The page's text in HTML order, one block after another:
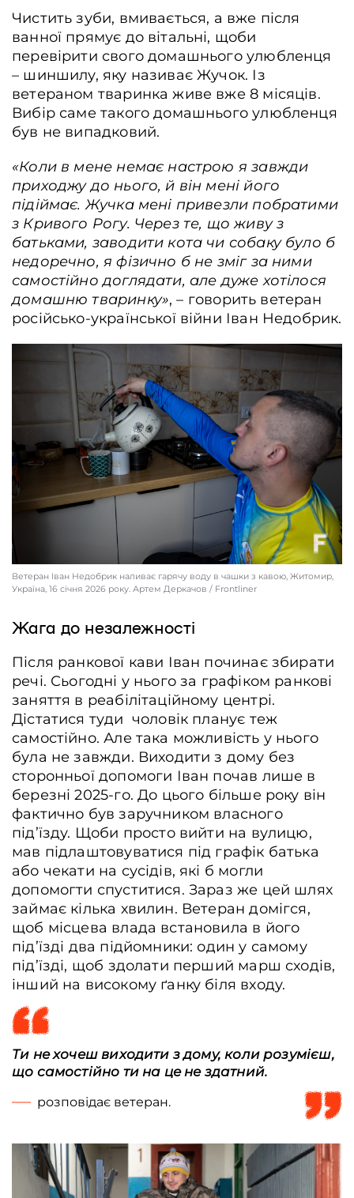
Чистить зуби, вмивається, а вже після
ванної прямує до вітальні, щоби
перевірити свого домашнього улюбленця
– шиншилу, яку називає Жучок. Із
ветераном тваринка живе вже 8 місяців.
Вибір саме такого домашнього улюбленця
був не випадковий.
«Коли в мене немає настрою я завжди
приходжу до нього, й він мені його
підіймає. Жучка мені привезли побратими
з Кривого Рогу. Через те, що живу з
батьками, заводити кота чи собаку було б
недоречно, я фізично б не зміг за ними
самостійно доглядати, але дуже хотілося
домашню тваринку», – говорить ветеран
російсько-української війни Іван Недобрик.
Ветеран Іван Недобрик наливає гарячу воду в чашки з кавою, Житомир,
Україна, 16 січня 2026 року. Артем Деркачов / Frontliner
Жага до незалежності
Після ранкової кави Іван починає збирати
речі. Сьогодні у нього за графіком ранкові
заняття в реабілітаційному центрі.
Дістатися туди чоловік планує теж
самостійно. Але така можливість у нього
була не завжди. Виходити з дому без
сторонньої допомоги Іван почав лише в
березні 2025-го. До цього більше року він
фактично був заручником власного
під’їзду. Щоби просто вийти на вулицю,
мав підлаштовуватися під графік батька
або чекати на сусідів, які б могли
допомогти спуститися. Зараз же цей шлях
займає кілька хвилин. Ветеран домігся,
щоб місцева влада встановила в його
під’їзді два підйомники: один у самому
під’їзді, щоб здолати перший марш сходів,
інший на високому ґанку біля входу.
Ти не хочеш виходити з дому, коли розумієш,
що самостійно ти на це не здатний.
розповідає ветеран.